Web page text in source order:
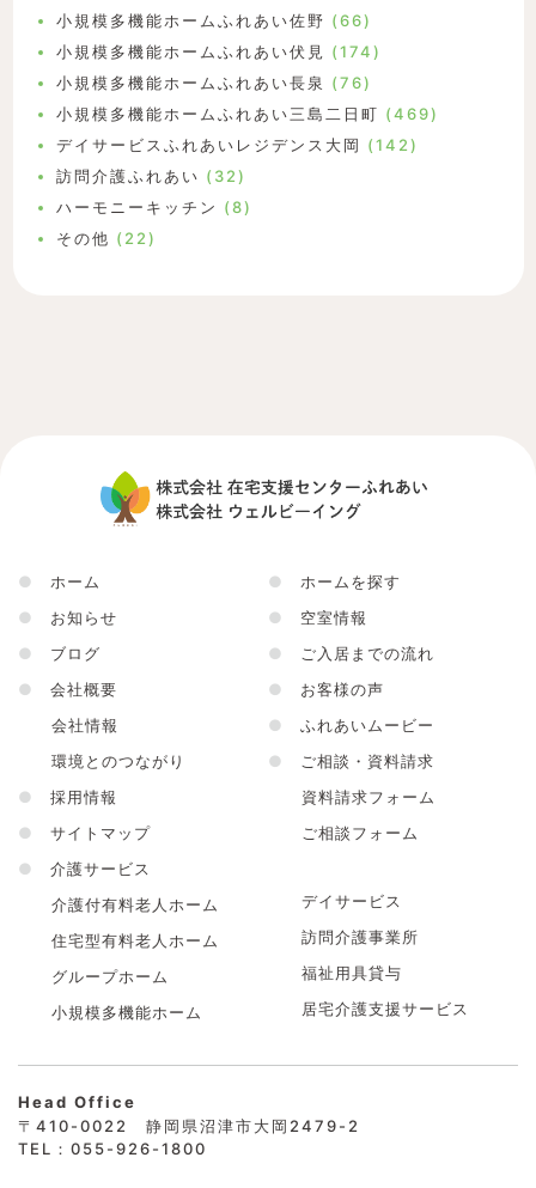
小規模多機能ホームふれあい佐野 (66)
小規模多機能ホームふれあい伏見
(174)
小規模多機能ホームふれあい長泉 (76)
小規模多機能ホームふれあい三島二日町 (469)
デイサービスふれあいレジデンス大岡 (142)
訪問介護ふれあい (32)
ハーモニーキッチン (8)
その他 (22)
●
ホーム
●
お知らせ
●
ブログ
●
会社概要
会社情報
環境とのつながり
●
採用情報
●
サイトマップ
●
介護サービス
介護付有料老人ホーム
住宅型有料老人ホーム
グループホーム
小規模多機能ホーム
●
ホームを探す
●
空室情報
●
ご入居までの流れ
●
お客様の声
●
ふれあいムービー
●
ご相談・資料請求
資料請求フォーム
ご相談フォーム
デイサービス
訪問介護事業所
福祉用具貸与
居宅介護支援サービス
Head Office
〒410-0022 静岡県沼津市大岡2479-2
TEL：055-926-1800